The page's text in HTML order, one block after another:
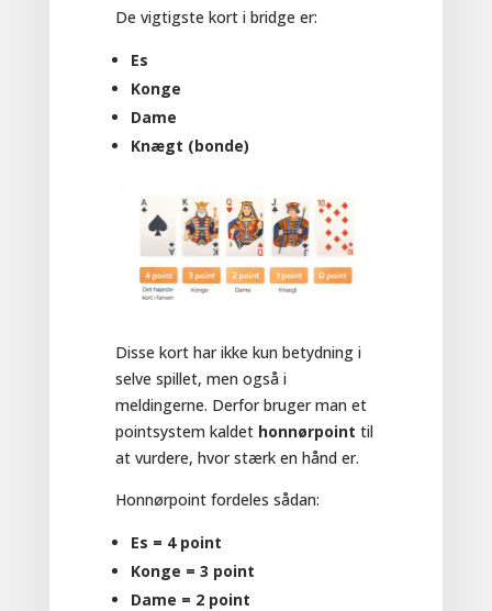
De vigtigste kort i bridge er:
Es
Konge
Dame
Knægt (bonde)
Disse kort har ikke kun betydning i
selve spillet, men også i
meldingerne. Derfor bruger man et
pointsystem kaldet honnørpoint til
at vurdere, hvor stærk en hånd er.
Honnørpoint fordeles sådan:
Es = 4 point
Konge = 3 point
Dame = 2 point